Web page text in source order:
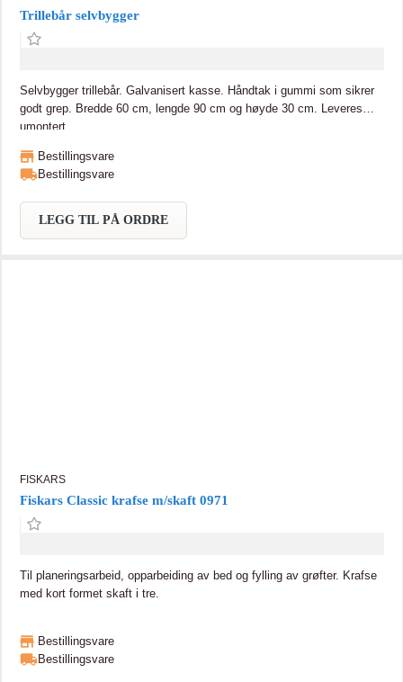
Trillebår selvbygger
Selvbygger trillebår. Galvanisert kasse. Håndtak i gummi som sikrer
godt grep. Bredde 60 cm, lengde 90 cm og høyde 30 cm. Leveres
umontert
Bestillingsvare
Bestillingsvare
LEGG TIL PÅ ORDRE
FISKARS
Fiskars Classic krafse m/skaft 0971
Til planeringsarbeid, opparbeiding av bed og fylling av grøfter. Krafse
med kort formet skaft i tre.
Bestillingsvare
Bestillingsvare